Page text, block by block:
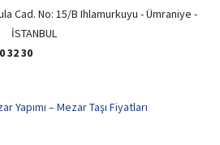
Cad. No: 15/B Ihlamurkuyu - Ümraniye -
İSTANBUL
32 30